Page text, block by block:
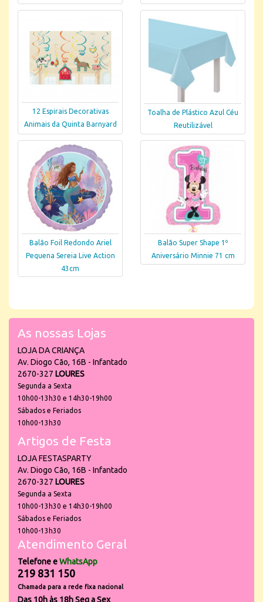
12 Espirais Decorativas
Animais da Quinta Barnyard
Toalha de Plástico Azul Céu
Reutilizável
Balão Foil Redondo Ariel
Pequena Sereia Live Action
43cm
Balão Super Shape 1º
Aniversário Minnie 71 cm
As nossas Lojas
LOJA DA CRIANÇA
Av. Diogo Cão, 16B - Infantado
2670-327 LOURES
Segunda a Sexta
10h00-13h30 e 14h30-19h00
Sábados e Feriados
10h00-13h30
Artigos de Festa
LOJA FESTASPARTY
Av. Diogo Cão, 16B - Infantado
2670-327 LOURES
Segunda a Sexta
10h00-13h30 e 14h30-19h00
Sábados e Feriados
10h00-13h30
Atendimento Geral
Telefone eWhatsApp
219 831 150
Chamada para a rede fixa nacional
Das 10h às 18h Seg a Sex